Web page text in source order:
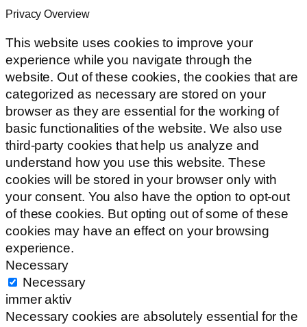
Privacy Overview
This website uses cookies to improve your
experience while you navigate through the
website. Out of these cookies, the cookies that are
categorized as necessary are stored on your
browser as they are essential for the working of
basic functionalities of the website. We also use
third-party cookies that help us analyze and
understand how you use this website. These
cookies will be stored in your browser only with
your consent. You also have the option to opt-out
of these cookies. But opting out of some of these
cookies may have an effect on your browsing
experience.
Necessary
Necessary
immer aktiv
Necessary cookies are absolutely essential for the